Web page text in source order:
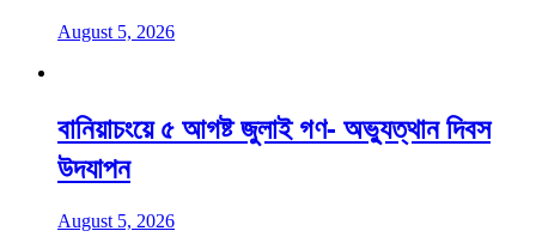
August 5, 2026
বানিয়াচংয়ে ৫ আগষ্ট জুলাই গণ- অভ্যুত্থান দিবস
উদযাপন
August 5, 2026